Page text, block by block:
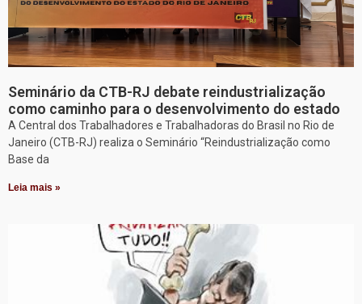
Seminário da CTB-RJ debate reindustrialização
como caminho para o desenvolvimento do estado
A Central dos Trabalhadores e Trabalhadoras do Brasil no Rio de
Janeiro (CTB-RJ) realiza o Seminário “Reindustrialização como
Base da
Leia mais »